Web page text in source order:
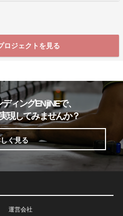
ロジェクトを見る
ィングENjiNEで、
現してみませんか？
く見る
運営会社